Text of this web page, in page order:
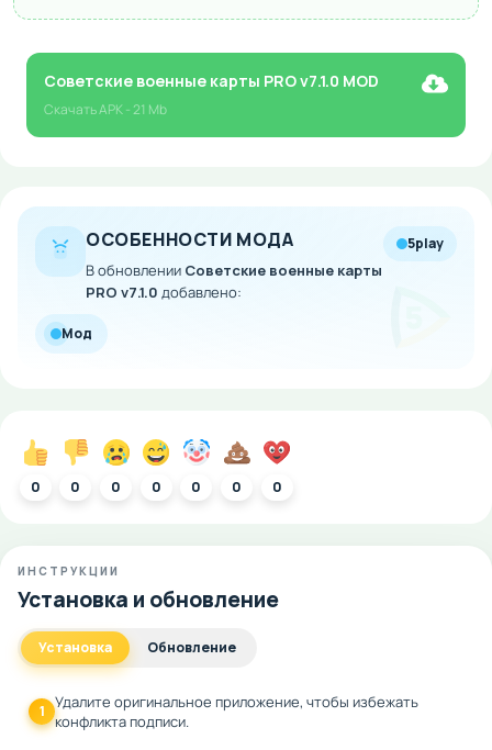
Советские военные карты PRO v7.1.0 MOD
СкачатьAPK- 21 Mb
ОСОБЕННОСТИ МОДА
В обновлении Советские военные карты
PRO v7.1.0 добавлено:
5play
Мод
0 0 0 0 0 0 0
ИНСТРУКЦИИ
Установка и обновление
Установка Обновление
1 Удалите оригинальное приложение, чтобы избежать
конфликта подписи.